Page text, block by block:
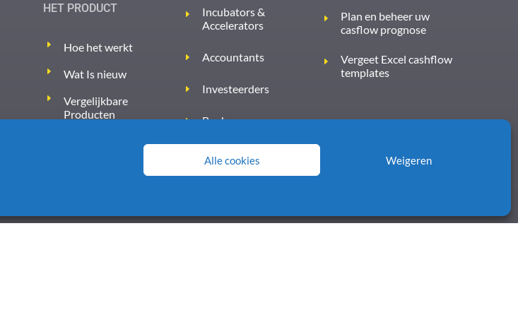
Alle cookies Weigeren
HET PRODUCT
Hoe het werkt
Wat Is nieuw
Vergelijkbare
Producten
Incubators &
Accelerators
Accountants
Investeerders
Banken
Plan en beheer uw
casflow prognose
Vergeet Excel cashflow
templates